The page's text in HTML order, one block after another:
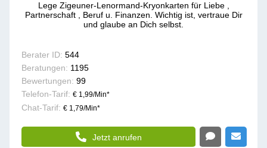
Lege Zigeuner-Lenormand-Kryonkarten für Liebe ,
Partnerschaft , Beruf u. Finanzen. Wichtig ist, vertraue Dir
und glaube an Dich selbst.
Berater ID: 544
Beratungen: 1195
Bewertungen: 99
Telefon-Tarif: € 1,99/Min*
Chat-Tarif: € 1,79/Min*
Jetzt anrufen